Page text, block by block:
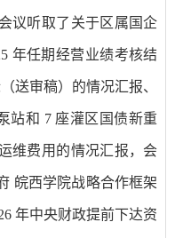
议听取了关于区属国企
年任期经营业绩考核结
送审稿）的情况汇报、
站和 7 座灌区国债新重
维费用的情况汇报，会
皖西学院战略合作框架
年中央财政提前下达资